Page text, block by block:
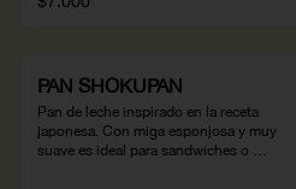
PAN SHOKUPAN
Pan de leche inspirado en la receta
japonesa. Con miga esponjosa y muy
suave es ideal para sandwiches o